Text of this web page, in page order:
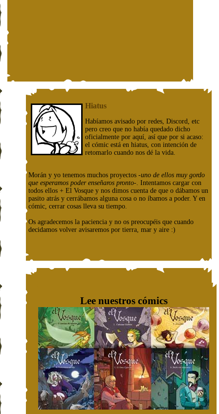
Hiatus
Habíamos avisado por redes, Discord, etc
pero creo que no había quedado dicho
oficialmente por aquí, así que por si acaso:
el cómic está en hiatus, con intención de
retomarlo cuando nos dé la vida.
Morán y yo tenemos muchos proyectos -uno de ellos muy gordo
que esperamos poder enseñaros pronto-. Intentamos cargar con
todos ellos + El Vosque y nos dimos cuenta de que o dábamos un
pasito atrás y cerrábamos alguna cosa o no íbamos a poder. Y en
cómic, cerrar cosas lleva su tiempo.
Os agradecemos la paciencia y no os preocupéis que cuando
decidamos volver avisaremos por tierra, mar y aire :)
Lee nuestros cómics